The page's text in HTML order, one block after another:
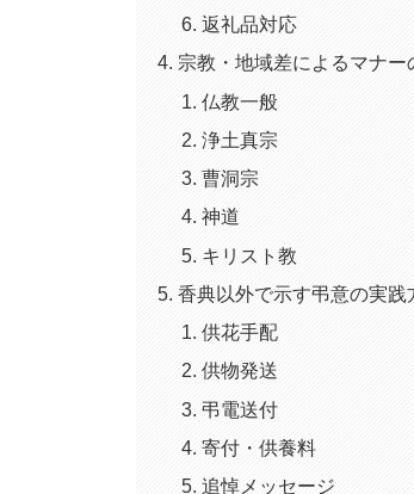
返礼品対応
宗教・地域差によるマナー
仏教一般
浄土真宗
曹洞宗
神道
キリスト教
香典以外で示す弔意の実践
供花手配
供物発送
弔電送付
寄付・供養料
追悼メッセージ